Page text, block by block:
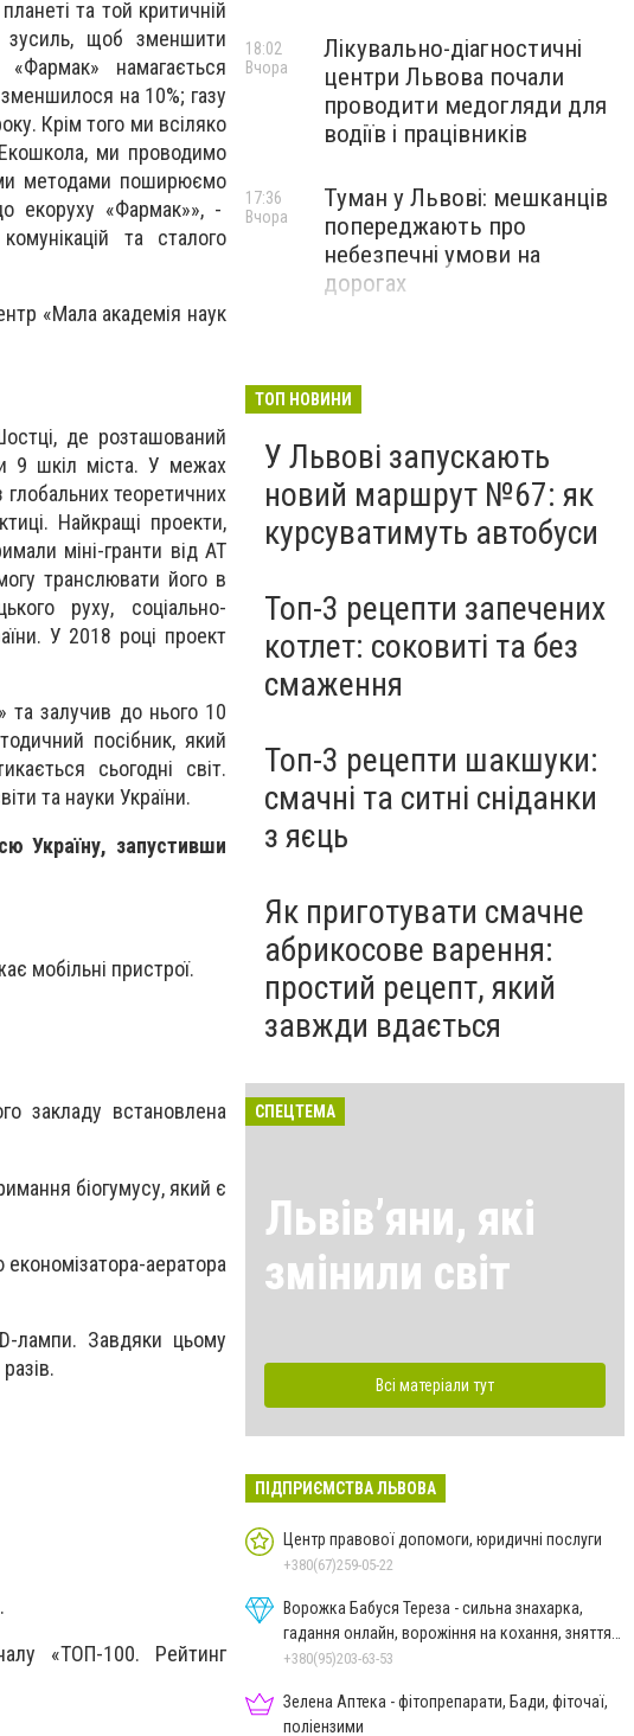
та той критичній
зусиль, щоб зменшити
намагається
на 10%; газу
Крім того ми всіляко
Екошкола, ми проводимо
методами поширюємо
екоруху «Фармак»», -
та сталого
«Мала академія наук
де розташований
9 шкіл міста. У межах
глобальних теоретичних
Найкращі проекти,
міні-гранти від АТ
транслювати його в
руху, соціально-
У 2018 році проект
та залучив до нього 10
посібник, який
сьогодні світ.
та науки України.
Україну, запустивши
мобільні пристрої.
закладу встановлена
біогумусу, який є
аератора
лампи. Завдяки цьому
«ТОП-100. Рейтинг
Лікувально-діагностичні
центри Львова почали
проводити медогляди для
водіїв і працівників
18:02
Вчора
Туман у Львові: мешканців
попереджають про
небезпечні умови на
дорогах
17:36
Вчора
ТОП НОВИНИ
У Львові запускають
новий маршрут №67: як
курсуватимуть автобуси
Топ-3 рецепти запечених
котлет: соковиті та без
смаження
Топ-3 рецепти шакшуки:
смачні та ситні сніданки
з яєць
Як приготувати смачне
абрикосове варення:
простий рецепт, який
завжди вдається
СПЕЦТЕМА
Львівʼяни, які
змінили світ
Всі матеріали тут
ПІДПРИЄМСТВА ЛЬВОВА
Центр правової допомоги, юридичні послуги
+380(67)259-05-22
Ворожка Бабуся Тереза - сильна знахарка,
гадання онлайн, ворожіння на кохання, зняття
порчі
+380(95)203-63-53
Зелена Аптека - фітопрепарати, Бади, фіточаї,
поліензими